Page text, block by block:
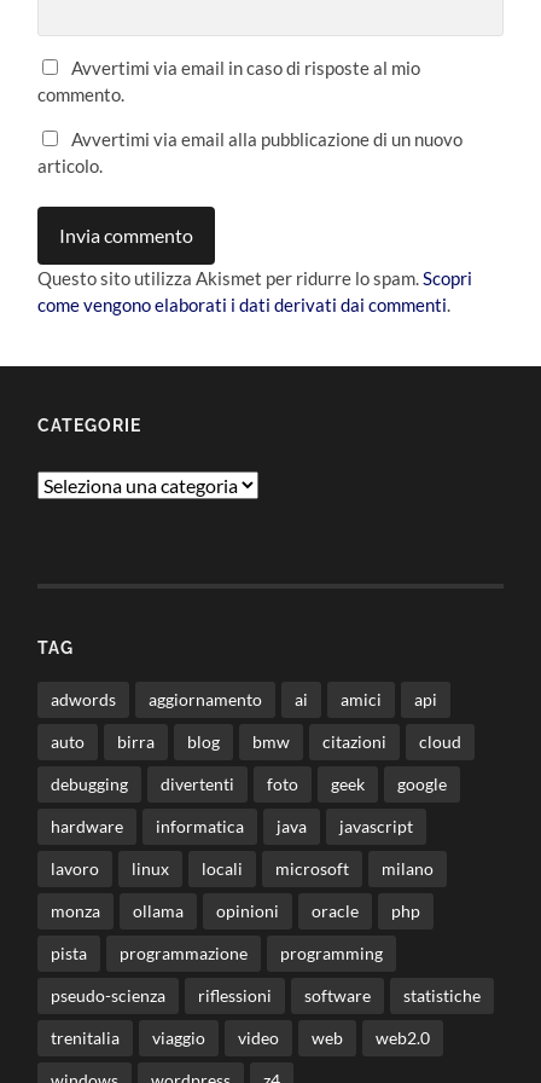
Avvertimi via email in caso di risposte al mio
commento.
Avvertimi via email alla pubblicazione di un nuovo
articolo.
Questo sito utilizza Akismet per ridurre lo spam.Scopri
come vengono elaborati i dati derivati dai commenti.
CATEGORIE
Categorie
TAG
adwords aggiornamento ai amici api
auto birra blog bmw citazioni cloud
debugging divertenti foto geek google
hardware informatica java javascript
lavoro linux locali microsoft milano
monza ollama opinioni oracle php
pista programmazione programming
pseudo-scienza riflessioni software statistiche
trenitalia viaggio video web web2.0